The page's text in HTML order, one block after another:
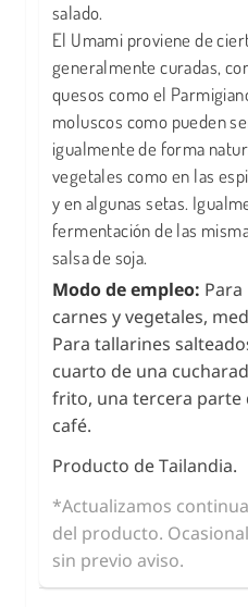
salado.
El Umami proviene de
generalmente curadas,
quesos como el
moluscos como pueden
igualmente de forma
vegetales como en las
y en algunas setas.
fermentación de las
salsa de soja.
Modo de empleo:
carnes y vegetales,
Para tallarines
cuarto de una
frito, una tercera parte
café.
Producto de Tailandia.
*Actualizamos
del producto.
sin previo aviso.